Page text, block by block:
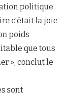
politique
c’était la joie
poids
que tous
», conclut le
sont